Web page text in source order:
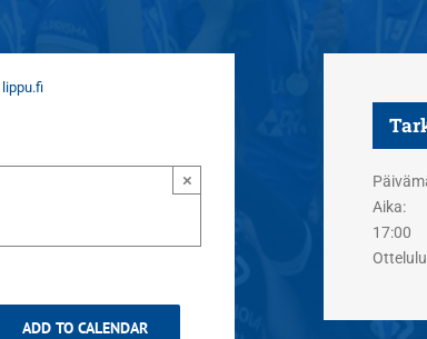
lippu.fi
×
ADD TO CALENDAR
Aika:
17:00